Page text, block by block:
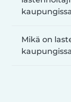
Mikä on